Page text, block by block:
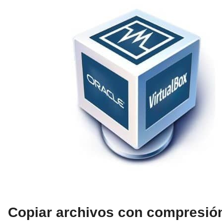
Copiar archivos con